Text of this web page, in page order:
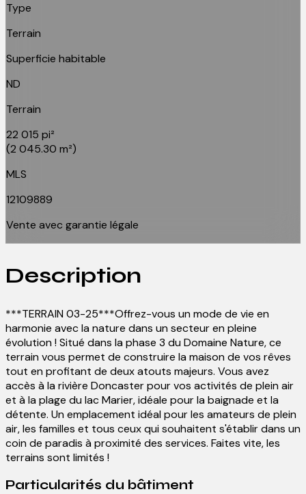
Type
Terrain
Superficie habitable
ND
Terrain
22 015 pi²
(2 045.30 m²)
MLS
12109889
Vente avec garantie légale
Description
***TERRAIN 03-25***Offrez-vous un mode de vie en
harmonie avec la nature dans un secteur en pleine
évolution ! Situé dans la phase 3 du Domaine Nature, ce
terrain vous permet de construire la maison de vos rêves
tout en profitant de deux atouts majeurs. Vous avez
accès à la rivière Doncaster pour vos activités de plein air
et à la plage du lac Marier, idéale pour la baignade et la
détente. Un emplacement idéal pour les amateurs de plein
air, les familles et tous ceux qui souhaitent s'établir dans un
coin de paradis à proximité des services. Faites vite, les
terrains sont limités !
Particularités du bâtiment